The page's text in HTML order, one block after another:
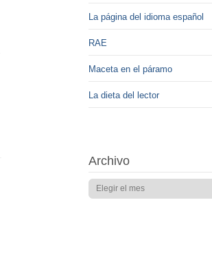
La página del idioma español
RAE
Maceta en el páramo
La dieta del lector
Archivo